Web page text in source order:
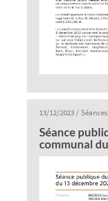
13/12/2023/
Séance
communal